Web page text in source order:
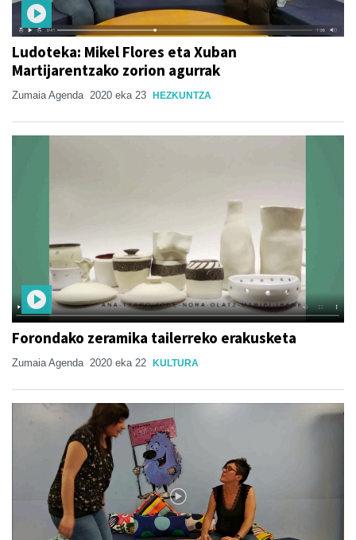
Ludoteka: Mikel Flores eta Xuban
Martijarentzako zorion agurrak
Zumaia Agenda 2020 eka 23 HEZKUNTZA
Forondako zeramika tailerreko erakusketa
Zumaia Agenda 2020 eka 22 KULTURA